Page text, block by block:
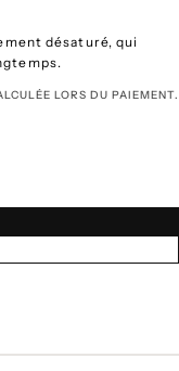
désaturé, qui
LORS DU PAIEMENT.